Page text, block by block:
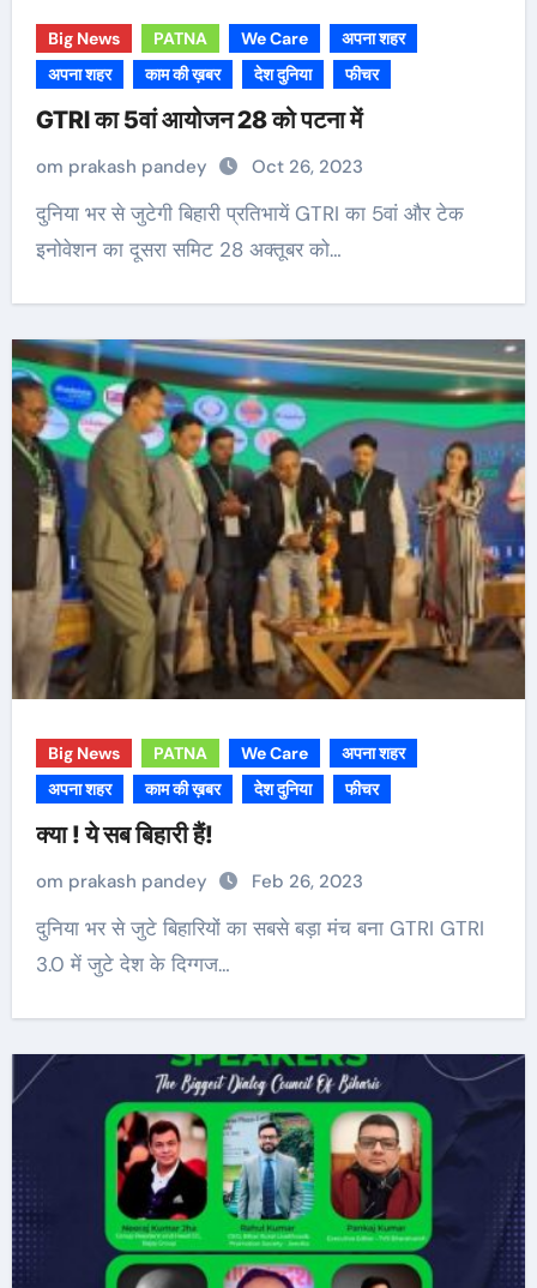
Big News PATNA We Care
अपना शहर
अपना शहर
काम की ख़बर देश दुनिया फीचर
GTRI का 5वां आयोजन 28 को पटना में
om prakash pandey Oct 26, 2023
दुनिया भर से जुटेगी बिहारी प्रतिभायें GTRI का 5वां और टेक
इनोवेशन का दूसरा समिट 28 अक्तूबर को…
Big News PATNA We Care
अपना शहर
अपना शहर
काम की ख़बर देश दुनिया फीचर
क्या ! ये सब बिहारी हैं!
om prakash pandey Feb 26, 2023
दुनिया भर से जुटे बिहारियों का सबसे बड़ा मंच बना GTRI GTRI
3.0 में जुटे देश के दिग्गज…